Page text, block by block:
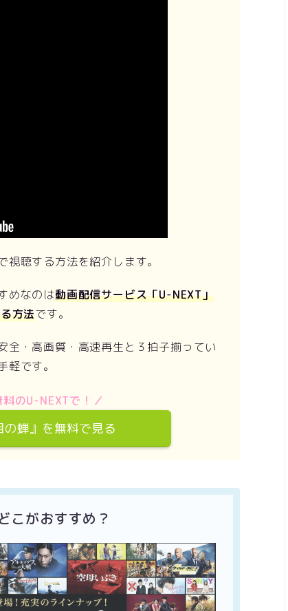
聴する方法を紹介します。
めなのは動画配信サービス「U-NEXT」
方法です。
全・高画質・高速再生と３拍子揃ってい
です。
のU-NEXTで！／
蝉』を無料で見る
こがおすすめ？